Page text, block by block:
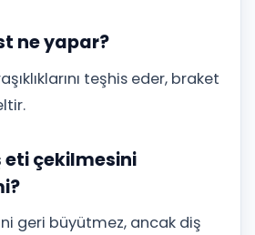
ne yapar?
teşhis eder, braket
çekilmesini
geri büyütmez, ancak diş